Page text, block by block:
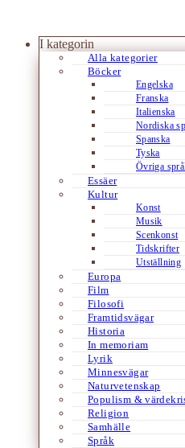
I kategorin
Alla kategorier
Böcker
Engelska
Franska
Italienska
Nordiska
Spanska
Tyska
Övriga
Essäer
Kultur
Konst
Musik
Scenkonst
Tidskrifter
Utställning
Europa
Film
Filosofi
Framtidsvägar
Historia
In memoriam
Lyrik
Minnesvägar
Naturvetenskap
Populism &
Religion
Samhälle
Språk